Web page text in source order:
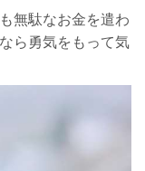
無駄なお金を遣わ
ら勇気をもって気